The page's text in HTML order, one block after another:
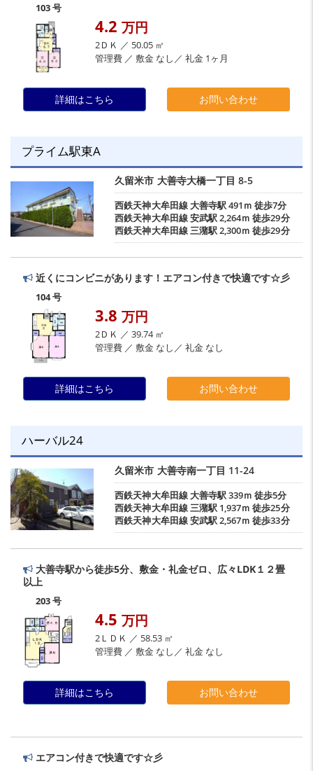
103 号
4.2 万円
2ＤＫ ／ 50.05 ㎡
管理費 ／ 敷金 なし／ 礼金 1ヶ月
詳細はこちら お問い合わせ
プライム駅東A
久留米市 大善寺大橋一丁目 8-5
西鉄天神大牟田線大善寺駅491ｍ 徒歩7分
西鉄天神大牟田線安武駅2,264ｍ 徒歩29分
西鉄天神大牟田線三潴駅2,300ｍ 徒歩29分
近くにコンビニがあります！エアコン付きで快適です☆彡
104 号
3.8 万円
2ＤＫ ／ 39.74 ㎡
管理費 ／ 敷金 なし／ 礼金 なし
詳細はこちら お問い合わせ
ハーバル24
久留米市 大善寺南一丁目 11-24
西鉄天神大牟田線大善寺駅339ｍ 徒歩5分
西鉄天神大牟田線三潴駅1,937ｍ 徒歩25分
西鉄天神大牟田線安武駅2,567ｍ 徒歩33分
大善寺駅から徒歩5分、敷金・礼金ゼロ、広々LDK１２畳
以上
203 号
4.5 万円
2ＬＤＫ ／ 58.53 ㎡
管理費 ／ 敷金 なし／ 礼金 なし
詳細はこちら お問い合わせ
エアコン付きで快適です☆彡